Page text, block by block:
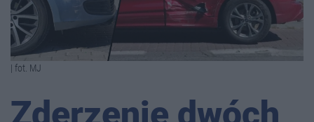
| fot. MJ